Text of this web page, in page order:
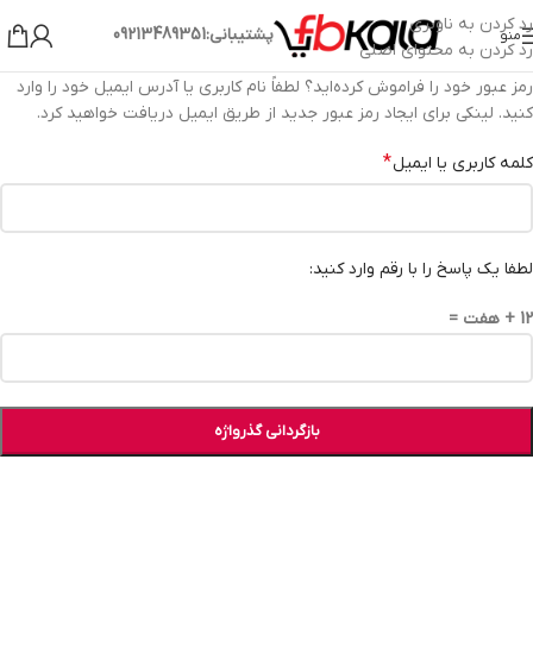
رد کردن به ناوبری
رد کردن به محتوای اصلی
منو پشتیبانی:09213489351
رمز عبور خود را فراموش کرده‌اید؟ لطفاً نام کاربری یا آدرس ایمیل خود را وارد
کنید. لینکی برای ایجاد رمز عبور جدید از طریق ایمیل دریافت خواهید کرد.
کلمه کاربری یا ایمیل*
لطفا یک پاسخ را با رقم وارد کنید:
12 + هفت =
بازگردانی گذرواژه